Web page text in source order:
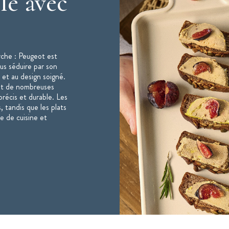
: Peugeot est
séduire par son
au design soigné.
de nombreuses
et durable. Les
tandis que les plats
de cuisine et